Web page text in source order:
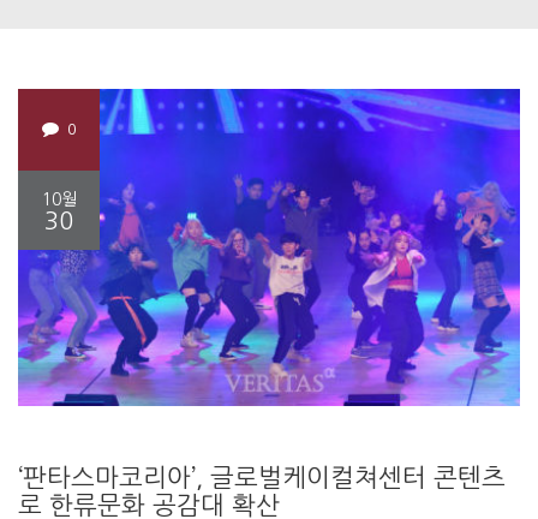
0
10월
30
‘판타스마코리아’, 글로벌케이컬쳐센터 콘텐츠
로 한류문화 공감대 확산